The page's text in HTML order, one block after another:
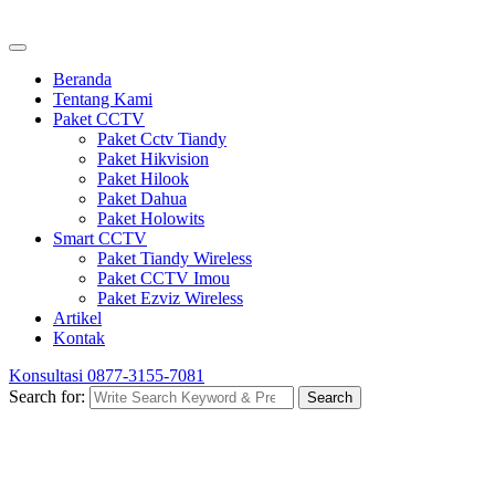
Beranda
Tentang Kami
Paket CCTV
Paket Cctv Tiandy
Paket Hikvision
Paket Hilook
Paket Dahua
Paket Holowits
Smart CCTV
Paket Tiandy Wireless
Paket CCTV Imou
Paket Ezviz Wireless
Artikel
Kontak
Konsultasi 0877-3155-7081
Search for:
Search